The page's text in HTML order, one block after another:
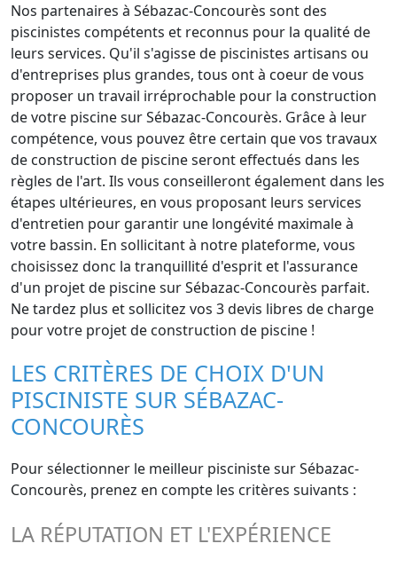
Nos partenaires à Sébazac-Concourès sont des
piscinistes compétents et reconnus pour la qualité de
leurs services. Qu'il s'agisse de piscinistes artisans ou
d'entreprises plus grandes, tous ont à coeur de vous
proposer un travail irréprochable pour la construction
de votre piscine sur Sébazac-Concourès. Grâce à leur
compétence, vous pouvez être certain que vos travaux
de construction de piscine seront effectués dans les
règles de l'art. Ils vous conseilleront également dans les
étapes ultérieures, en vous proposant leurs services
d'entretien pour garantir une longévité maximale à
votre bassin. En sollicitant à notre plateforme, vous
choisissez donc la tranquillité d'esprit et l'assurance
d'un projet de piscine sur Sébazac-Concourès parfait.
Ne tardez plus et sollicitez vos 3 devis libres de charge
pour votre projet de construction de piscine !
LES CRITÈRES DE CHOIX D'UN
PISCINISTE SUR SÉBAZAC-
CONCOURÈS
Pour sélectionner le meilleur pisciniste sur Sébazac-
Concourès, prenez en compte les critères suivants :
LA RÉPUTATION ET L'EXPÉRIENCE